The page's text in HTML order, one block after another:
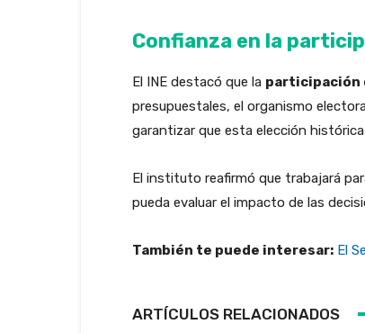
Confianza en la
El INE destacó que la participación
presupuestales, el organismo
garantizar que esta elección
El instituto reafirmó que trabajará
pueda evaluar el impacto de las
También te puede interesar: El
ARTÍCULOS RELACIONADOS